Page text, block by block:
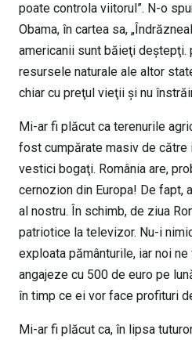
poate controla viitorul”. N-o
Obama, în cartea sa,
americanii sunt băieţi deştepţi.
resursele naturale ale altor
chiar cu preţul vieţii şi nu
Mi-ar fi plăcut ca terenurile
fost cumpărate masiv de către
vestici bogaţi. România are,
cernozion din Europa! De fapt,
al nostru. În schimb, de ziua
patriotice la televizor. Nu-i
exploata pământurile, iar noi
angajeze cu 500 de euro pe
în timp ce ei vor face profituri
Mi-ar fi plăcut ca, în lipsa